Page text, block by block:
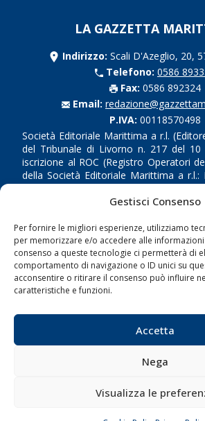
Gestisci Consenso
Per fornire le migliori esperienze, utilizziamo
per memorizzare e/o accedere alle
consenso a queste tecnologie ci permetterà di
comportamento di navigazione o ID unici su
acconsentire o ritirare il consenso può influire
caratteristiche e funzioni.
Accetta
Nega
Visualizza le
LA GAZZETTA
Indirizzo: Scali D'Azeglio, 20,
Telefono: 0586
Fax: 0586 892324
Email:
P.IVA: 00118570498
Società Editoriale Marittima a r.l.
del Tribunale di Livorno n. 217 del
iscrizione al ROC (Registro Operatori
della Società Editoriale Marittima a r.l.:
della testata elettronica La Gazzetta
di Livorno del 15/09/2010.
LINK
Shipping
Porti/Interporti
Varie
Sostenibilità
Compagnie di
Blue economy